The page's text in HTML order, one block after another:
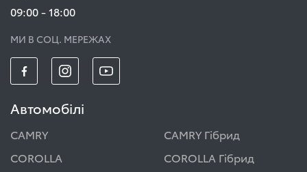
09:00 - 18:00
МИ В СОЦ. МЕРЕЖАХ
Автомобілі
CAMRY
CAMRY Гібрид
COROLLA
COROLLA Гібрид